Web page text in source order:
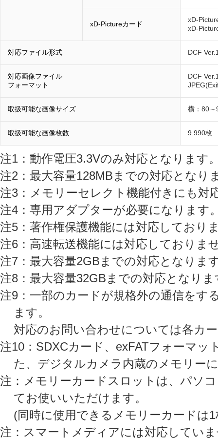
xD-Pictureカード
xD-
xD-
対応ファイル形式 DCF
対応画像ファイル
フォーマット
DCF
取扱可能な画像サイズ 横：80
取扱可能な画像枚数 9.990枚
注1：動作電圧3.3Vのみ対応となります
注2：最大容量128MBまでの対応となり
注3：メモリーセレクト機能付きにも対
注4：専用アダプターが必要になります
注5：著作権保護機能には対応しており
注6：高速転送機能には対応しておりま
注7：最大容量2GBまでの対応となりま
注8：最大容量32GBまでの対応となりま
注9：一部のカードが規格外の通信をす
ます。
対応のお問い合わせについては各カ
注10：SDXCカード、exFATフォーマ
た、デジタルカメラ内蔵のメモリー
注：メモリーカードスロットは、パソ
てお使いいただけます。
(同時に使用できるメモリーカードは
注：スマートメディアには対応してい